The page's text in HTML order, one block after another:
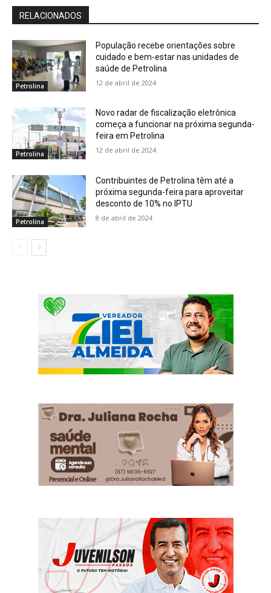
RELACIONADOS
Petrolina
População recebe orientações sobre
cuidado e bem-estar nas unidades de
saúde de Petrolina
12 de abril de 2024
Petrolina
Novo radar de fiscalização eletrônica
começa a funcionar na próxima segunda-
feira em Petrolina
12 de abril de 2024
Petrolina
Contribuintes de Petrolina têm até a
próxima segunda-feira para aproveitar
desconto de 10% no IPTU
8 de abril de 2024